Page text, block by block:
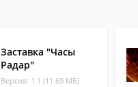
Заставка "Часы
Радар"
Версия: 1.1 (11.69 МБ)